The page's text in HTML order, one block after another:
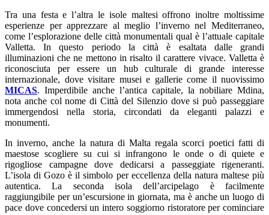
Tra una festa e l’altra le isole maltesi offrono inoltre moltissime
esperienze per apprezzare al meglio l’inverno nel Mediterraneo,
come l’esplorazione delle città monumentali qual è l’attuale capitale
Valletta. In questo periodo la città è esaltata dalle grandi
illuminazioni che ne mettono in risalto il carattere vivace. Valletta è
riconosciuta per essere un hub culturale di grande interesse
internazionale, dove visitare musei e gallerie come il nuovissimo
MICAS. Imperdibile anche l’antica capitale, la nobiliare Mdina,
nota anche col nome di Città del Silenzio dove si può passeggiare
immergendosi nella storia, circondati da eleganti palazzi e
monumenti.
In inverno, anche la natura di Malta regala scorci poetici fatti di
maestose scogliere su cui si infrangono le onde o di quiete e
rigogliose campagne dove dedicarsi a passeggiate rigeneranti.
L’isola di Gozo è il simbolo per eccellenza della natura maltese più
autentica. La seconda isola dell’arcipelago è facilmente
raggiungibile per un’escursione in giornata, ma è anche un luogo di
pace dove concedersi un intero soggiorno ristoratore per cominciare